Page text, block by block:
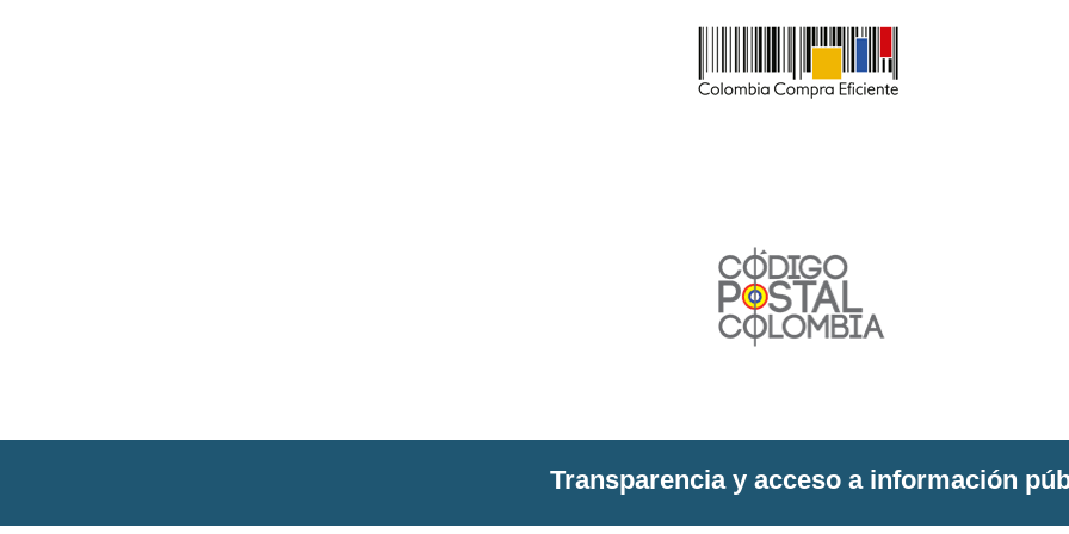
Transparencia y acceso a información